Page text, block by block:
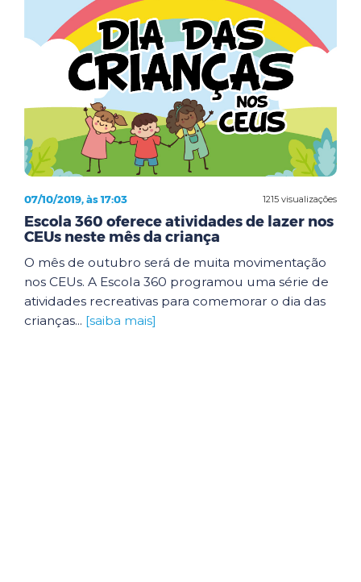
1215 visualizações
07/10/2019, às 17:03
Escola 360 oferece atividades de lazer nos
CEUs neste mês da criança
O mês de outubro será de muita movimentação
nos CEUs. A Escola 360 programou uma série de
atividades recreativas para comemorar o dia das
crianças... [saiba mais]